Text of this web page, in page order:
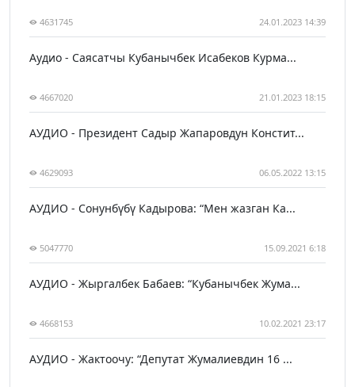
4631745 24.01.2023 14:39
Аудио - Саясатчы Кубанычбек Исабеков Курма...
4667020 21.01.2023 18:15
АУДИО - Президент Садыр Жапаровдун Констит...
4629093 06.05.2022 13:15
АУДИО - Сонунбүбү Кадырова: “Мен жазган Ка...
5047770 15.09.2021 6:18
АУДИО - Жыргалбек Бабаев: “Кубанычбек Жума...
4668153 10.02.2021 23:17
АУДИО - Жактоочу: “Депутат Жумалиевдин 16 ...